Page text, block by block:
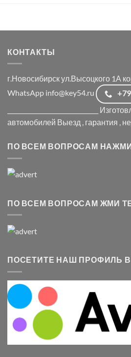
КОНТАКТЫ
г.Новосибирск ул.Высоцкого 1А
WhatsApp info@key54.ru
_______________________________
автомобилей Выезд , гарантия ,
ПО ВСЕМ ВОПРОСАМ
ПО ВСЕМ ВОПРОСАМ ЖМИ
ПОСЕТИТЕ НАШ ПРОФИЛЬ